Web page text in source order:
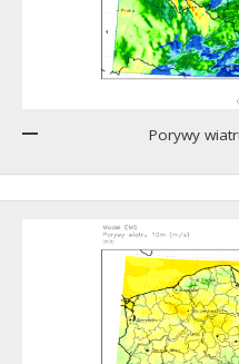
Porywy